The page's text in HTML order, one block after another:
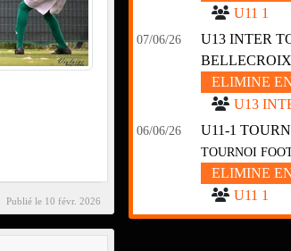
Publié le 10 févr. 2026
U11 1
07/06/26
U13 INTER
BELLECROIX
ELIMINE
U13
06/06/26 U11-1
TOURNOI
ELIMINE
U11 1